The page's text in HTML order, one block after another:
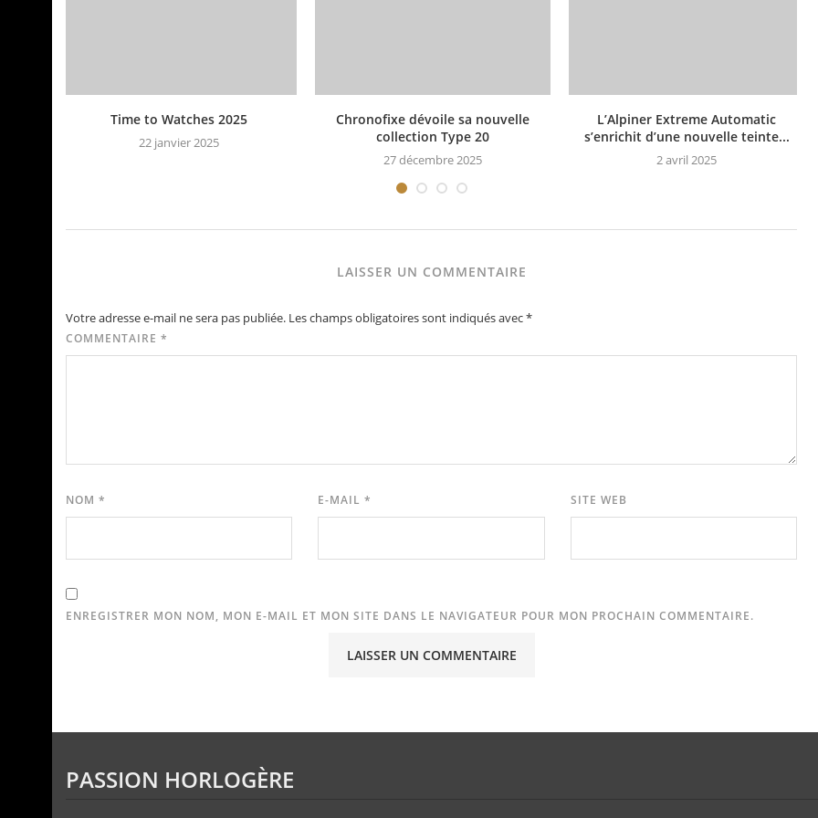
Time to Watches 2025
22 janvier 2025
Chronofixe dévoile sa nouvelle
collection Type 20
27 décembre 2025
L’Alpiner Extreme Automatic
s’enrichit d’une nouvelle teinte...
2 avril 2025
LAISSER UN COMMENTAIRE
Votre adresse e-mail ne sera pas publiée. Les champs obligatoires sont indiqués avec*
COMMENTAIRE *
NOM * E-MAIL* SITE WEB
ENREGISTRER MON NOM, MON E-MAIL ET MON SITE DANS LE NAVIGATEUR POUR MON PROCHAIN COMMENTAIRE.
PASSION HORLOGÈRE